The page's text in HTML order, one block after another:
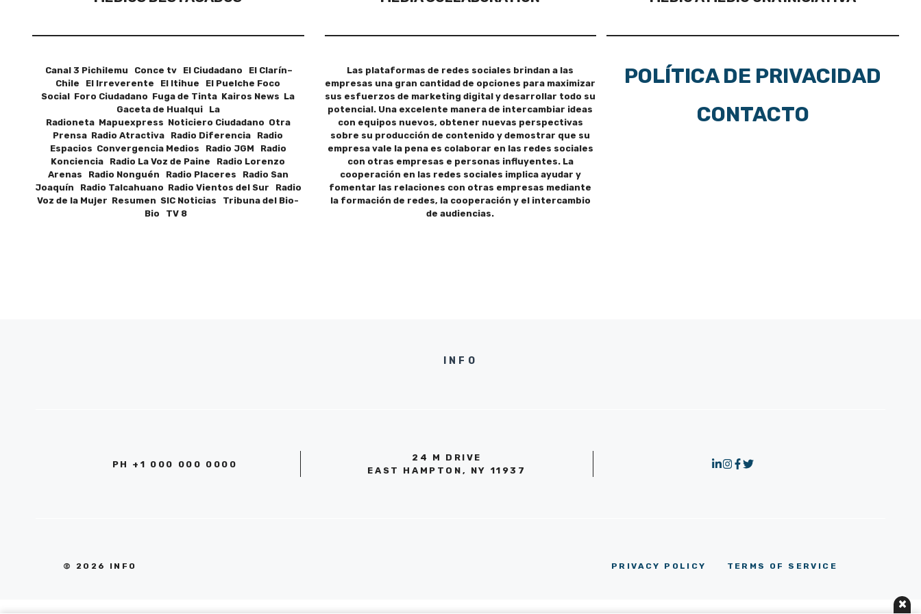
Canal 3 Pichilemu Conce tv El Ciudadano El Clarín–
Chile El Irreverente El Itihue El Puelche Foco
Social Foro Ciudadano Fuga de Tinta Kairos News La
Gaceta de Hualqui La
Radioneta Mapuexpress Noticiero Ciudadano Otra
Prensa Radio Atractiva Radio Diferencia Radio
Espacios Convergencia Medios Radio JGM Radio
Konciencia Radio La Voz de Paine Radio Lorenzo
Arenas Radio Nonguén Radio Placeres Radio San
Joaquín Radio Talcahuano Radio Vientos del Sur Radio
Voz de la Mujer Resumen SIC Noticias Tribuna del Bio-
Bio TV 8
Las plataformas de redes sociales brindan a las
empresas una gran cantidad de opciones para maximizar
sus esfuerzos de marketing digital y desarrollar todo su
potencial. Una excelente manera de intercambiar ideas
con equipos nuevos, obtener nuevas perspectivas
sobre su producción de contenido y demostrar que su
empresa vale la pena es colaborar en las redes sociales
con otras empresas e personas influyentes. La
cooperación en las redes sociales implica ayudar y
fomentar las relaciones con otras empresas mediante
la formación de redes, la cooperación y el intercambio
de audiencias.
POLÍTICA DE PRIVACIDAD
CONTACTO
INFO
PH +1 000 000 0000
24 M DRIVE
EAST HAMPTON, NY 11937
© 2026 INFO PRIVACY POLICY TERMS OF SERVICE
×